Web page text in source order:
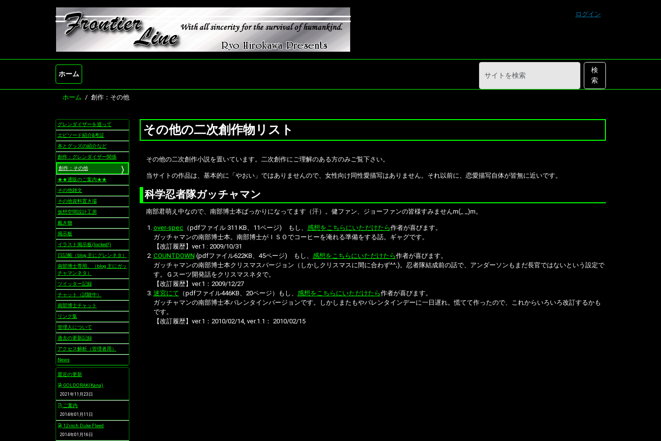
ログイン
ホーム
サ
イ
検
索
詳
細
ホーム 創作：その他
その他の二次創作物リスト
その他の二次創作小説を置いています。二次創作にご理解のある方のみご覧下さい。
当サイトの作品は、基本的に「やおい」ではありませんので、女性向け同性愛描写はありません。それ以前に、恋愛描写自体が皆無に近いです。
科学忍者隊ガッチャマン
南部君萌え中なので、南部博士本ばっかりになってます（汗）。健ファン、ジョーファンの皆様すみませんm(_ _)m。
over-spec （pdfファイル 311 KB、11ページ) もし、 感想をこちらにいただけたら作者が喜びます。
ガッチャマンの南部博士本。南部博士がＩＳＯでコーヒーを淹れる準備をする話。ギャグです。
【改訂履歴】ver.1 : 2009/10/31
COUNTDOWN (pdfファイル622KB、45ページ) もし、 感想をこちらにいただけたら作者が喜びます。
ガッチャマンの南部博士本クリスマスバージョン（しかしクリスマスに間に合わず^^;)。忍者隊結成前の話で、アンダーソンもまだ長官ではないという設定で
す。Ｇスーツ開発話をクリスマスネタで。
【改訂履歴】ver.1：2009/12/27
迷宮にて （pdfファイル446KB、20ページ）もし、 感想をこちらにいただけたら作者が喜びます。
ガッチャマンの南部博士本バレンタインバージョンです。しかしまたもやバレンタインデーに一日遅れ。慌てて作ったので、これからいろいろ改訂するかも
です。
【改訂履歴】ver.1：2010/02/14, ver.1.1： 2010/02/15
ナ
ビ
ゲ
ー
シ
ョ
ン
グレンダイザーを巡って
エピソード紹介&考証
本とグッズの紹介など
創作：グレンダイザー関係
創作：その他
★★通販のご案内★★
その他雑文
その他資料置き場
仮想空間設計工房
戴き物
掲示板
イラスト掲示板(locked!)
日記帳（blog 主にグレンネタ）
南部博士専用。（blog 主にガッ
チャマンネタ）
ツイッター記録
チャット（試験中）
南部博士チャット
リンク集
管理人について
過去の更新記録
アクセス解析（管理者用）
News
最近の更新
GOLDORAK(Kana)
2021年11月23日
ご案内
2014年01月11日
12inch Duke Fleed
2014年01月16日